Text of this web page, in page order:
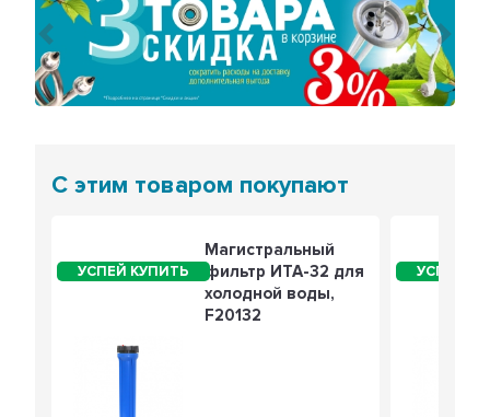
Предыдущий
С этим товаром покупают
Магистральный
фильтр ИТА-32 для
холодной воды,
F20132